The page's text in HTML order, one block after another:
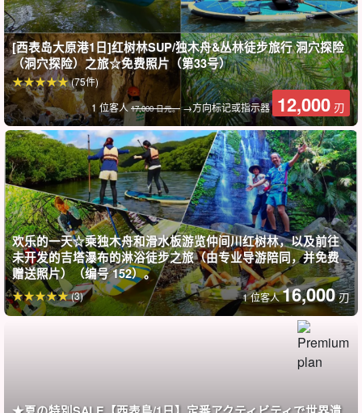
指南
我们为西表岛的所有游客提供 "新发现 "和难忘之旅。
."安全、兴奋和微笑我们的座右铭是："我们在这里帮助您创造
[西表岛大原港1日]红树林SUP/独木舟&丛林徒步旅行 洞穴探险
（洞穴探险）之旅☆免费照片（第33号）
1 位客人17,000 日元。→方向标记或指示器 12,000 刃
(75件)
欢乐的一天☆乘独木舟和滑水板游览仲间川红树林，以及前往
未开发的吉塔瀑布的淋浴徒步之旅（由专业导游陪同，并免费
赠送照片）（编号 152）。
1 位客人16,000 刃
(3)